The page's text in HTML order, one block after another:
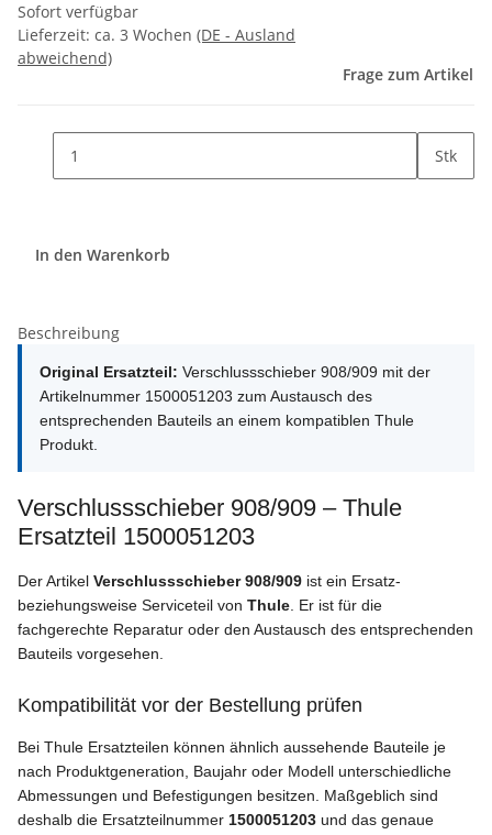
Sofort verfügbar
Lieferzeit: ca. 3 Wochen (DE - Ausland
abweichend)
Frage zum Artikel
Stk
In den Warenkorb
Beschreibung
Original Ersatzteil: Verschlussschieber 908/909 mit der
Artikelnummer 1500051203 zum Austausch des
entsprechenden Bauteils an einem kompatiblen Thule
Produkt.
Verschlussschieber 908/909 – Thule
Ersatzteil 1500051203
Der Artikel Verschlussschieber 908/909 ist ein Ersatz-
beziehungsweise Serviceteil von Thule . Er ist für die
fachgerechte Reparatur oder den Austausch des entsprechenden
Bauteils vorgesehen.
Kompatibilität vor der Bestellung prüfen
Bei Thule Ersatzteilen können ähnlich aussehende Bauteile je
nach Produktgeneration, Baujahr oder Modell unterschiedliche
Abmessungen und Befestigungen besitzen. Maßgeblich sind
deshalb die Ersatzteilnummer 1500051203 und das genaue